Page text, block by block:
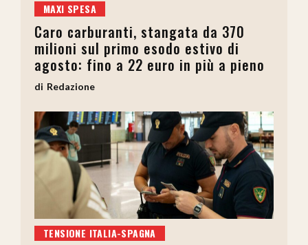
MAXI SPESA
Caro carburanti, stangata da 370
milioni sul primo esodo estivo di
agosto: fino a 22 euro in più a pieno
Redazione
TENSIONE ITALIA-SPAGNA